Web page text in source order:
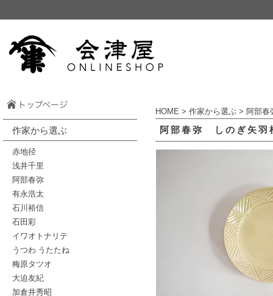
作家から選ぶ
赤地径
浅井千里
阿部春弥
有永浩太
石川裕信
石田彩
イワオトナリテ
うつわ うたたね
梅原タツオ
大迫友紀
加倉井秀昭
HOME > 作家から選ぶ > 阿部春
阿部春弥 しのぎ矢